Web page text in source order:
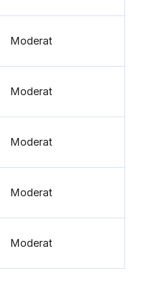
Moderat
Moderat
Moderat
Moderat
Moderat